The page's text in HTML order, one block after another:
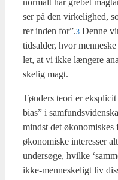
ser på den vir­ke­lig­hed,
rer inden for”.3 Den­ne
tidsal­der, hvor
let, at vi ikke læn­ge­re
ske­lig magt.
Tøn­ders teo­ri er
bias” i
mindst det øko­no­mi­skes
øko­no­mi­ske inte­res­ser
under­sø­ge, hvil­ke
ikke-men­ne­ske­ligt liv